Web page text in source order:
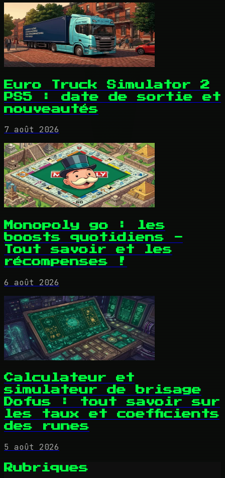
Euro Truck Simulator 2
PS5 : date de sortie et
nouveautés
7 août 2026
Monopoly go : les
boosts quotidiens -
Tout savoir et les
récompenses !
6 août 2026
Calculateur et
simulateur de brisage
Dofus : tout savoir sur
les taux et coefficients
des runes
5 août 2026
Rubriques